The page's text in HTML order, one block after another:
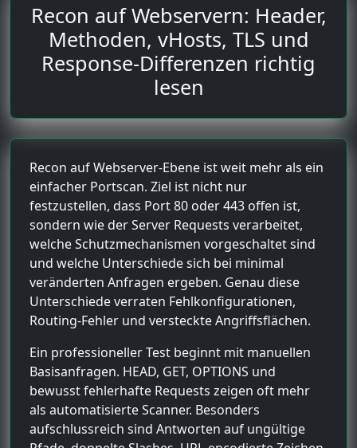
Recon auf Webservern: Header,
Methoden, vHosts, TLS und
Response-Differenzen richtig
lesen
Recon auf Webserver-Ebene ist weit mehr als ein
einfacher Portscan. Ziel ist nicht nur
festzustellen, dass Port 80 oder 443 offen ist,
sondern wie der Server Requests verarbeitet,
welche Schutzmechanismen vorgeschaltet sind
und welche Unterschiede sich bei minimal
veränderten Anfragen ergeben. Genau diese
Unterschiede verraten Fehlkonfigurationen,
Routing-Fehler und versteckte Angriffsflächen.
Ein professioneller Test beginnt mit manuellen
Basisanfragen. HEAD, GET, OPTIONS und
bewusst fehlerhafte Requests zeigen oft mehr
als automatisierte Scanner. Besonders
aufschlussreich sind Antworten auf ungültige